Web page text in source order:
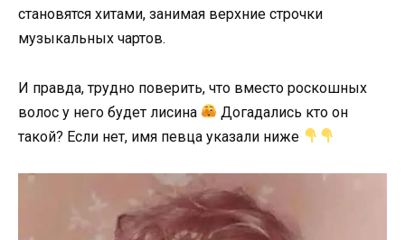
становятся хитами, занимая верхние строчки
музыкальных чартов.
И правда, трудно поверить, что вместо роскошных
волос у него будет лисина
Догадались кто он
такой? Если нет, имя певца указали ниже